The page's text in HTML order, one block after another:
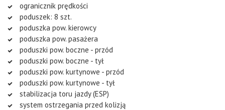
ogranicznik prędkości
poduszek: 8 szt.
poduszka pow. kierowcy
poduszka pow. pasażera
poduszki pow. boczne - przód
poduszki pow. boczne - tył
poduszki pow. kurtynowe - przód
poduszki pow. kurtynowe - tył
stabilizacja toru jazdy (ESP)
system ostrzegania przed kolizją